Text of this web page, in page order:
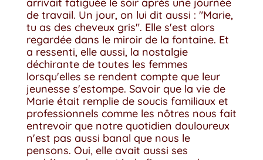
arrivait fatiguée le soir après une journée
de travail. Un jour, on lui dit aussi : "Marie,
tu as des cheveux gris". Elle s'est alors
regardée dans le miroir de la fontaine. Et
a ressenti, elle aussi, la nostalgie
déchirante de toutes les femmes
lorsqu'elles se rendent compte que leur
jeunesse s'estompe. Savoir que la vie de
Marie était remplie de soucis familiaux et
professionnels comme les nôtres nous fait
entrevoir que notre quotidien douloureux
n'est pas aussi banal que nous le
pensons. Oui, elle avait aussi ses